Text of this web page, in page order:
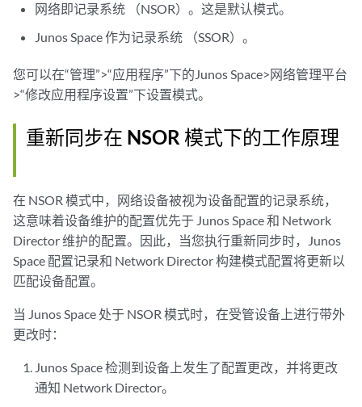
网络即记录系统 （NSOR）。这是默认模式。
Junos Space 作为记录系统 （SSOR）。
您可以在“管理”>“应用程序”下的Junos Space>网络管理平台
>“修改应用程序设置”下设置模式。
重新同步在 NSOR 模式下的工作原理
在 NSOR 模式中，网络设备被视为设备配置的记录系统，
这意味着设备维护的配置优先于 Junos Space 和 Network
Director 维护的配置。因此，当您执行重新同步时，Junos
Space 配置记录和 Network Director 构建模式配置将更新以
匹配设备配置。
当 Junos Space 处于 NSOR 模式时，在受管设备上进行带外
更改时：
Junos Space 检测到设备上发生了配置更改，并将更改
通知 Network Director。